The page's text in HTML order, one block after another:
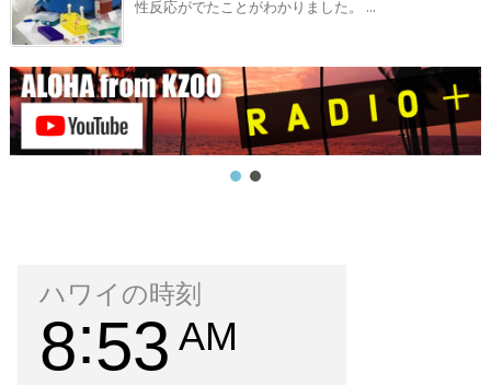
性反応がでたことがわかりました。 ...
ハワイの時刻
8 53 AM